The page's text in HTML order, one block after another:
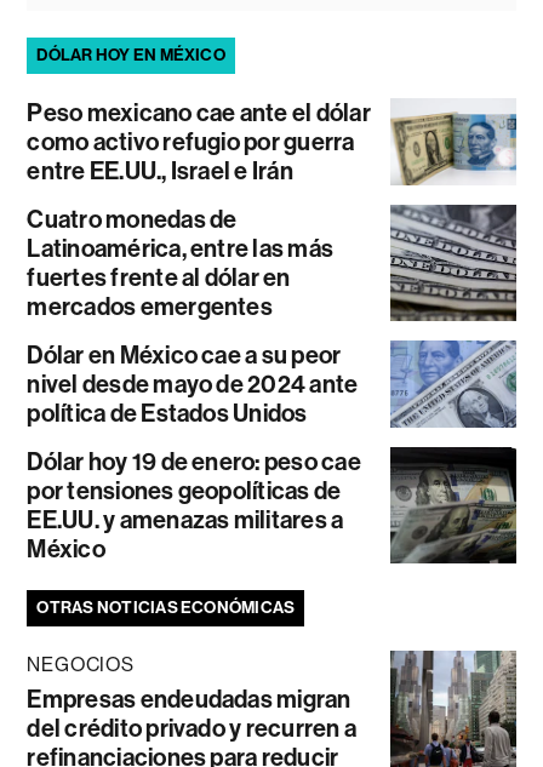
DÓLAR HOY EN MÉXICO
Peso mexicano cae ante el dólar
como activo refugio por guerra
entre EE.UU., Israel e Irán
Cuatro monedas de
Latinoamérica, entre las más
fuertes frente al dólar en
mercados emergentes
Dólar en México cae a su peor
nivel desde mayo de 2024 ante
política de Estados Unidos
Dólar hoy 19 de enero: peso cae
por tensiones geopolíticas de
EE.UU. y amenazas militares a
México
OTRAS NOTICIAS ECONÓMICAS
NEGOCIOS
Empresas endeudadas migran
del crédito privado y recurren a
refinanciaciones para reducir